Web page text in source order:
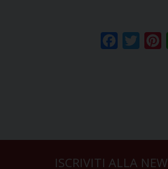
Facebook
ISCRIVITI ALLA